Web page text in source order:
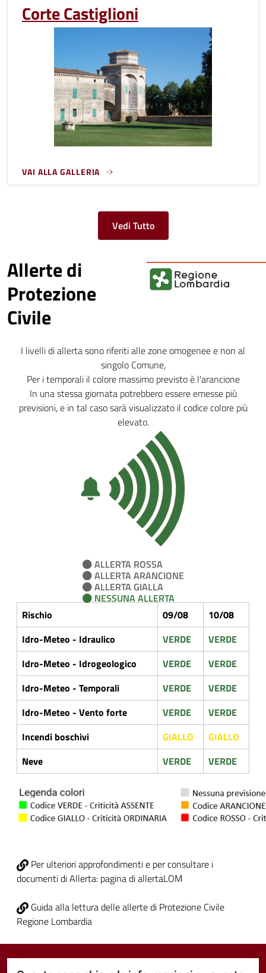
Corte Castiglioni
VAI ALLA GALLERIA
Vedi Tutto
Allerte di
Protezione
Civile
I livelli di allerta sono riferiti alle zone omogenee e non al
singolo Comune,
Per i temporali il colore massimo previsto è l'arancione
In una stessa giornata potrebbero essere emesse più
previsioni, e in tal caso sarà visualizzato il codice colore più
elevato.
ALLERTA ROSSA
ALLERTA ARANCIONE
ALLERTA GIALLA
NESSUNA ALLERTA
Rischio
09/08
10/08
Idro-Meteo - Idraulico
VERDE
VERDE
Idro-Meteo - Idrogeologico
VERDE
VERDE
Idro-Meteo - Temporali
VERDE
VERDE
Idro-Meteo - Vento forte
VERDE
VERDE
Incendi boschivi
GIALLO
GIALLO
Neve
VERDE VERDE
Per ulteriori approfondimenti e per consultare i
documenti di Allerta: pagina di allertaLOM
Guida alla lettura delle allerte di Protezione Civile
Regione Lombardia